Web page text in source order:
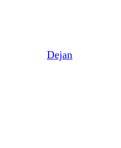
Dejan